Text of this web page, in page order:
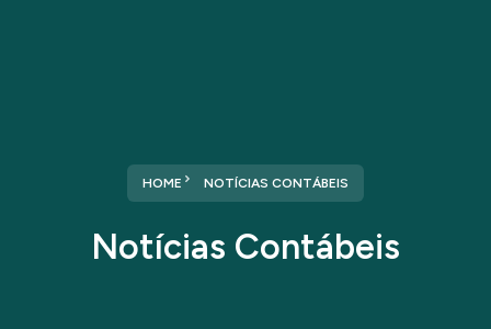
HOME NOTÍCIAS CONTÁBEIS
Notícias Contábeis